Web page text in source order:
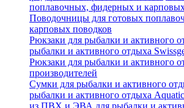
поплавочных, фидерных и
Поводочницы для готовых
карповых поводков
Рюкзаки для рыбалки и активного
рыбалки и активного отдыха
Рюкзаки для рыбалки и активного
производителей
Сумки для рыбалки и активного
рыбалки и активного отдыха Aquatic
из ПВХ и ЭВА для рыбалки и